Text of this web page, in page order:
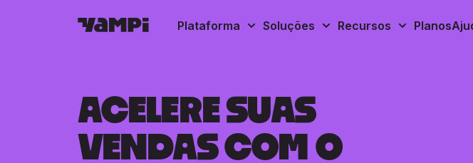
Plataforma Soluções Recursos Planos
ACELERE SUAS
VENDAS COM O